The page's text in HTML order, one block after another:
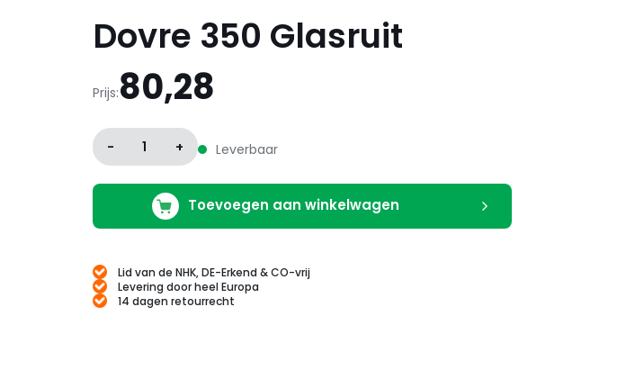
Dovre 350 Glasruit
Prijs:80,28
- 1 + Leverbaar
Toevoegen aan winkelwagen
Lid van de NHK, DE-Erkend & CO-vrij
Levering door heel Europa
14 dagen retourrecht